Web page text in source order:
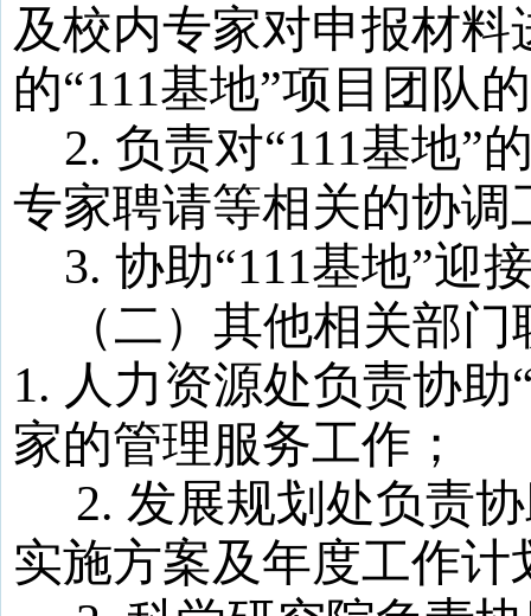
及校内专家对申报材
的“111基地”项目团队
2. 负责对“111基地”
专家聘请等相关的协调
3. 协助“111基地”迎
（二） 其他相关部门
1. 人力资源处负责协助
家的管理服务工作；
2. 发展规划处负责
实施方案及年度工作